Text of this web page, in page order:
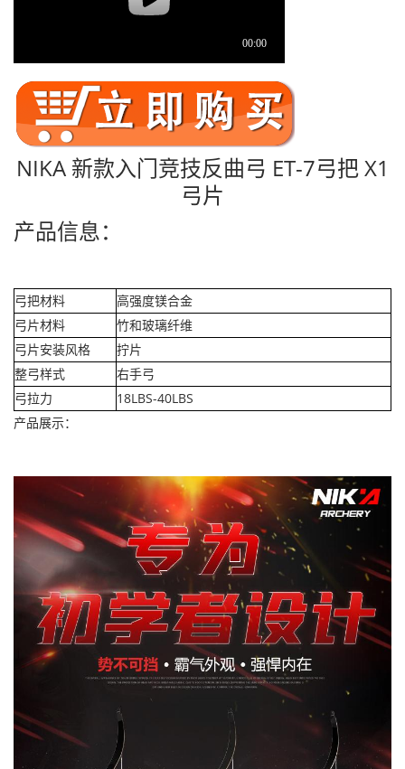
NIKA 新款入门竞技反曲弓 ET-7弓把 X1
弓片
产品信息：
弓把材料
高强度镁合金
弓片材料
竹和玻璃纤维
弓片安装风格
拧片
整弓样式
右手弓
弓拉力
18LBS-40LBS
产品展示：